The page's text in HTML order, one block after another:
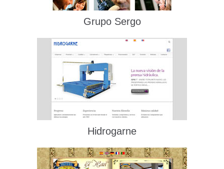
Grupo Sergo
Hidrogarne